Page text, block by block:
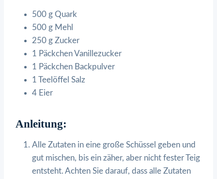
500 g Quark
500 g Mehl
250 g Zucker
1 Päckchen Vanillezucker
1 Päckchen Backpulver
1 Teelöffel Salz
4 Eier
Anleitung:
Alle Zutaten in eine große Schüssel geben und
gut mischen, bis ein zäher, aber nicht fester Teig
entsteht. Achten Sie darauf, dass alle Zutaten